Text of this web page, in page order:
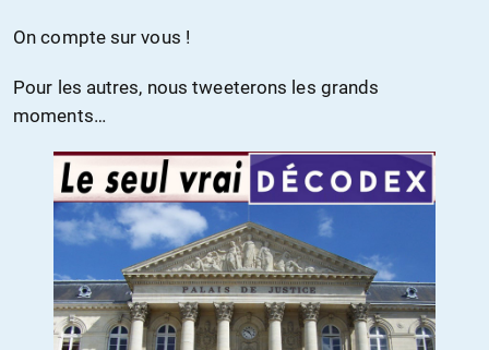
On compte sur vous !
Pour les autres, nous tweeterons les grands
moments…